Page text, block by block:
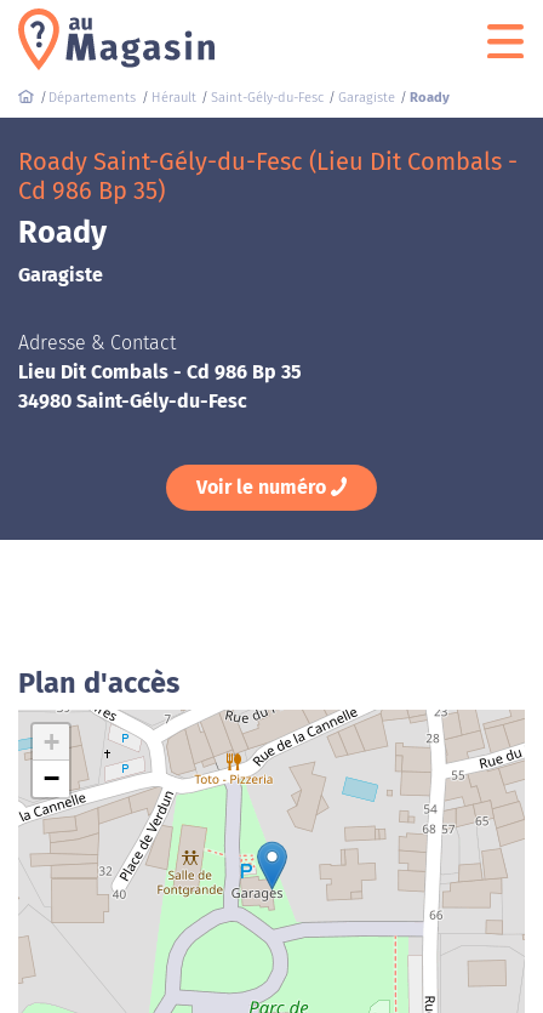
Départements Hérault Saint-Gély-du-Fesc Garagiste Roady
Roady Saint-Gély-du-Fesc (Lieu Dit Combals -
Cd 986 Bp 35)
Roady
Garagiste
Adresse & Contact
Lieu Dit Combals - Cd 986 Bp 35
34980 Saint-Gély-du-Fesc
Voir le numéro
Plan d'accès
+
−